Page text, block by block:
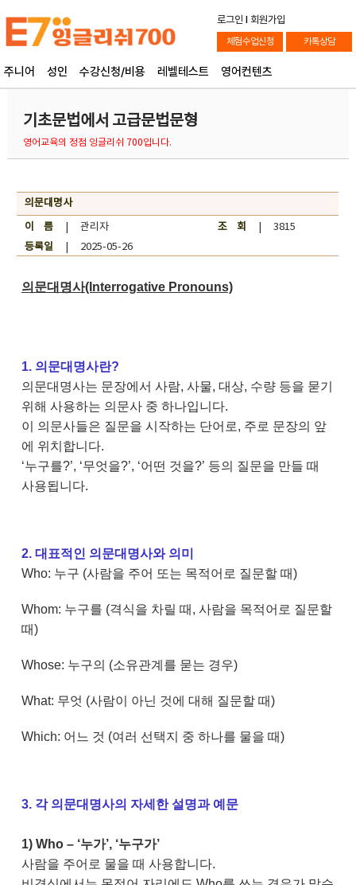
로그인 l 회원가입
체험수업신청 카톡상담
주니어 성인 수강신청/비용 레벨테스트 영어컨텐츠
기초문법에서 고급문법문형
영어교육의 정점 잉글리쉬 700입니다.
의문대명사
이 름| 관리자 조 회
| 3815
등록일| 2025-05-26
의문대명사(Interrogative Pronouns)
1. 의문대명사란?
의문대명사는 문장에서 사람, 사물, 대상, 수량 등을 묻기
위해 사용하는 의문사 중 하나입니다.
이 의문사들은 질문을 시작하는 단어로, 주로 문장의 앞
에 위치합니다.
‘누구를?’, ‘무엇을?’, ‘어떤 것을?’ 등의 질문을 만들 때
사용됩니다.
2. 대표적인 의문대명사와 의미
Who: 누구 (사람을 주어 또는 목적어로 질문할 때)
Whom: 누구를 (격식을 차릴 때, 사람을 목적어로 질문할
때)
Whose: 누구의 (소유관계를 묻는 경우)
What: 무엇 (사람이 아닌 것에 대해 질문할 때)
Which: 어느 것 (여러 선택지 중 하나를 물을 때)
3. 각 의문대명사의 자세한 설명과 예문
1) Who – ‘누가’, ‘누구가’
사람을 주어로 물을 때 사용합니다.